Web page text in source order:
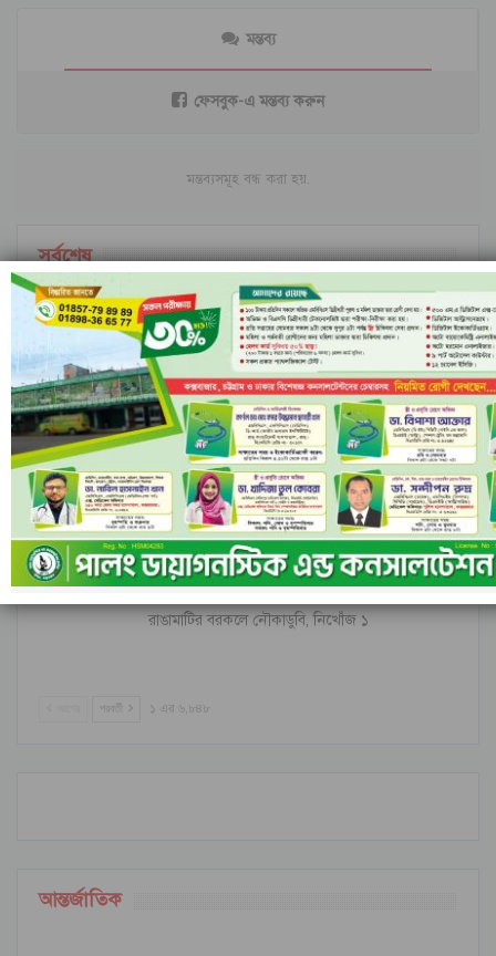
মন্তব্য
ফেসবুক-এ মন্তব্য করুন
মন্তব্যসমূহ বন্ধ করা হয়.
সর্বশেষ
ইরানি ক্ষেপণাস্ত্রের অপেক্ষায় ইসরাইল; বৈরুত হামলার
পর বাড়ছে…
ইসলামী ব্যাংকের পরিচালনা পর্ষদ বাতিল ঘোষণা
নীল ঢেউয়ের জোয়ারে গোল করে ইতিহাস কুরাসাওয়ের
রাঙামাটির বরকলে নৌকাডুবি, নিখোঁজ ১
পরবর্তী ১ এর ৬,৮৪৮
আন্তর্জাতিক